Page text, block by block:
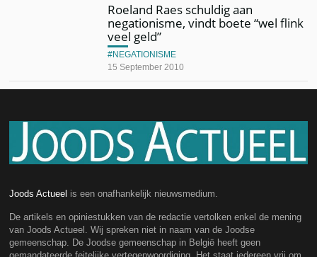
Roeland Raes schuldig aan
negationisme, vindt boete “wel flink
veel geld”
15 September 2010
NEGATIONISME
Joods Actueel is een onafhankelijk nieuwsmedium.
De artikels en opiniestukken van de redactie vertolken enkel de mening
van Joods Actueel. Wij spreken niet in naam van de Joodse
gemeenschap. De Joodse gemeenschap in België heeft geen